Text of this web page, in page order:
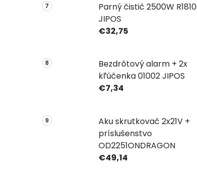
Parný čistič 2500W R1810
JIPOS
€32,75
Bezdrôtový alarm + 2x
kľúčenka 01002 JIPOS
€7,34
Aku skrutkovač 2x21V +
príslušenstvo
OD2251ONDRAGON
€49,14